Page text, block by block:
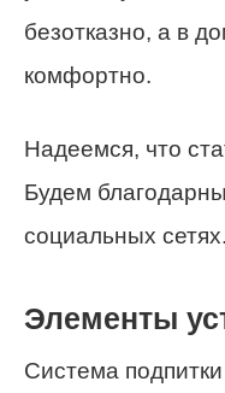
безотказно, а в
комфортно.
Надеемся, что
Будем
социальных сетях.
Элементы
Система